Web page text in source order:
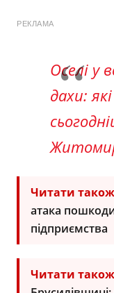
РЕКЛАМА
Оселі у
дахи:
Читати
атака
підприємства
Читати